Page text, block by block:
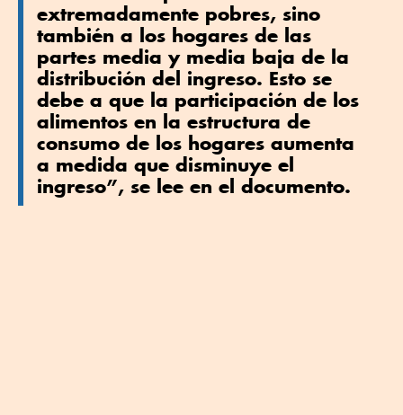
extremadamente pobres, sino
también a los hogares de las
partes media y media baja de la
distribución del ingreso. Esto se
debe a que la participación de los
alimentos en la estructura de
consumo de los hogares aumenta
a medida que disminuye el
ingreso”, se lee en el documento.